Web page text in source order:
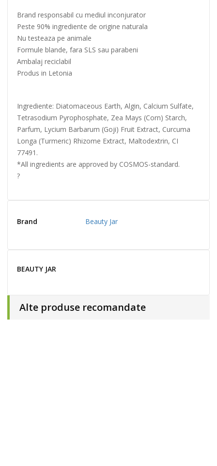
Brand responsabil cu mediul inconjurator
Peste 90% ingrediente de origine naturala
Nu testeaza pe animale
Formule blande, fara SLS sau parabeni
Ambalaj reciclabil
Produs in Letonia
Ingrediente: Diatomaceous Earth, Algin, Calcium Sulfate,
Tetrasodium Pyrophosphate, Zea Mays (Corn) Starch,
Parfum, Lycium Barbarum (Goji) Fruit Extract, Curcuma
Longa (Turmeric) Rhizome Extract, Maltodextrin, CI
77491.
*All ingredients are approved by COSMOS-standard.
?
Brand Beauty Jar
BEAUTY JAR
Alte produse recomandate